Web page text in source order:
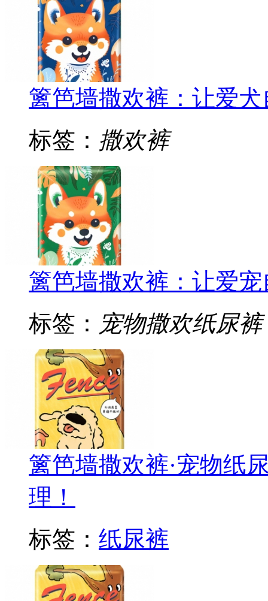
篱笆墙撒欢裤：让爱
标签： 撒欢裤
篱笆墙撒欢裤：让爱
标签： 宠物撒欢纸尿裤
篱笆墙撒欢裤·宠物纸
理！
标签： 纸尿裤